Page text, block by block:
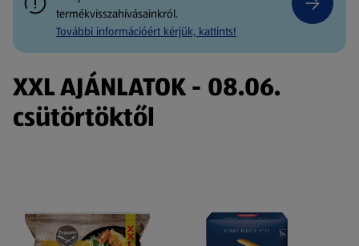
termékvisszahívásainkról.
További információért kérjük, kattints!
XXL AJÁNLATOK - 08.06.
csütörtöktől